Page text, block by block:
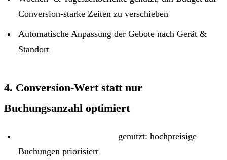
Conversion-starke Zeiten zu verschieben
Automatische Anpassung der Gebote nach Gerät &
Standort
4. Conversion-Wert statt nur
Buchungsanzahl optimiert
genutzt: hochpreisige
Buchungen priorisiert